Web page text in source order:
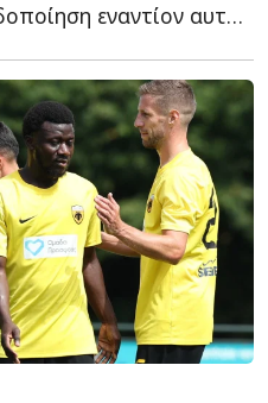
Η FIFA απηύθυνε προειδοποίηση εναντίον αυτού που χαρακτήρισε ω...